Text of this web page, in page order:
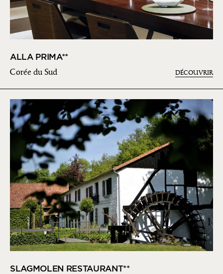
ALLA PRIMA**
Corée du Sud DÉCOUVRIR
SLAGMOLEN RESTAURANT**